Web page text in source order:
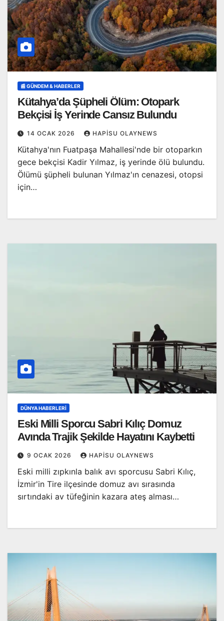
📰 GÜNDEM & HABERLER
Kütahya’da Şüpheli Ölüm: Otopark
Bekçisi İş Yerinde Cansız Bulundu
14 OCAK 2026 HAPISU OLAYNEWS
Kütahya'nın Fuatpaşa Mahallesi'nde bir otoparkın
gece bekçisi Kadir Yılmaz, iş yerinde ölü bulundu.
Ölümü şüpheli bulunan Yılmaz'ın cenazesi, otopsi
için…
DÜNYA HABERLERI
Eski Milli Sporcu Sabri Kılıç Domuz
Avında Trajik Şekilde Hayatını Kaybetti
9 OCAK 2026 HAPISU OLAYNEWS
Eski milli zıpkınla balık avı sporcusu Sabri Kılıç,
İzmir'in Tire ilçesinde domuz avı sırasında
sırtındaki av tüfeğinin kazara ateş alması…